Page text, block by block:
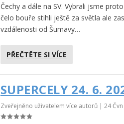
Čechy a dále na SV. Vybrali jsme
čelo bouře stihli ještě za světla ale
vzdálenosti od Šumavy…
PŘEČTĚTE SI VÍCE
SUPERCELY 24. 6.
Zveřejněno uživatelem více autorů | 24